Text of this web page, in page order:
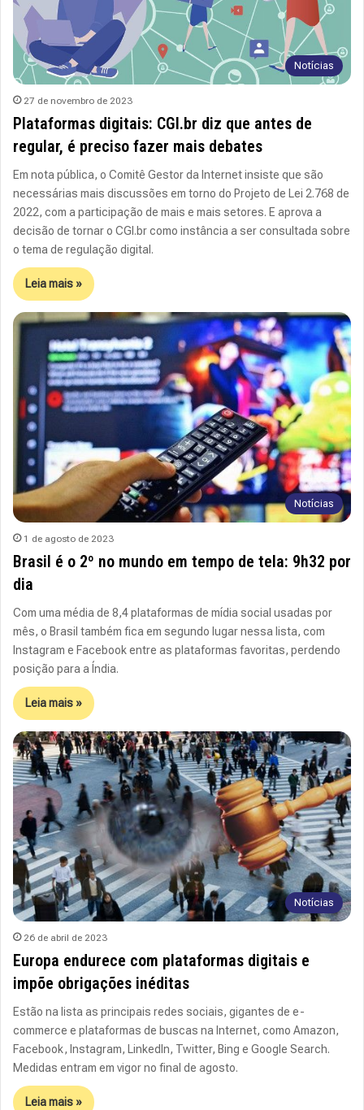
Notícias
27 de novembro de 2023
Plataformas digitais: CGI.br diz que antes de
regular, é preciso fazer mais debates
Em nota pública, o Comitê Gestor da Internet insiste que são
necessárias mais discussões em torno do Projeto de Lei 2.768 de
2022, com a participação de mais e mais setores. E aprova a
decisão de tornar o CGI.br como instância a ser consultada sobre
o tema de regulação digital.
Leia mais »
Notícias
1 de agosto de 2023
Brasil é o 2º no mundo em tempo de tela: 9h32 por
dia
Com uma média de 8,4 plataformas de mídia social usadas por
mês, o Brasil também fica em segundo lugar nessa lista, com
Instagram e Facebook entre as plataformas favoritas, perdendo
posição para a Índia.
Leia mais »
Notícias
26 de abril de 2023
Europa endurece com plataformas digitais e
impõe obrigações inéditas
Estão na lista as principais redes sociais, gigantes de e-
commerce e plataformas de buscas na Internet, como Amazon,
Facebook, Instagram, LinkedIn, Twitter, Bing e Google Search.
Medidas entram em vigor no final de agosto.
Leia mais »